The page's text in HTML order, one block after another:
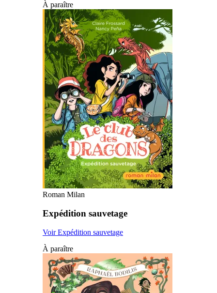
À paraître
Roman Milan
Expédition sauvetage
Voir Expédition sauvetage
À paraître